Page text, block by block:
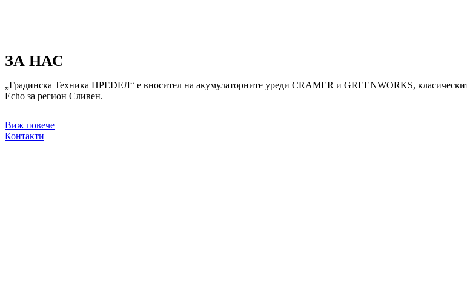
ЗА НАС
„Градинска Техника ПРЕDЕЛ“ е вносител на акумулаторните уреди CRAMER и GREENWORKS,
Echo за регион Сливен.
Виж повече
Контакти